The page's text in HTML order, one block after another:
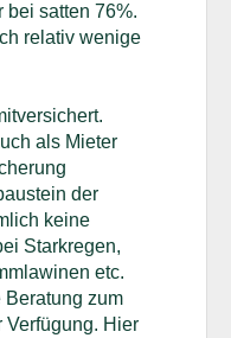
bei satten 76%.
relativ wenige
als Mieter
der
keine
Starkregen,
etc.
Beratung zum
Verfügung. Hier